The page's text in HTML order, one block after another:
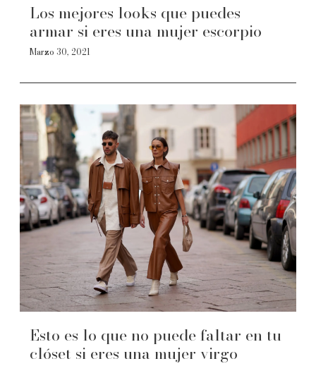
Los mejores looks que puedes
armar si eres una mujer escorpio
Marzo 30, 2021
Esto es lo que no puede faltar en tu
clóset si eres una mujer virgo